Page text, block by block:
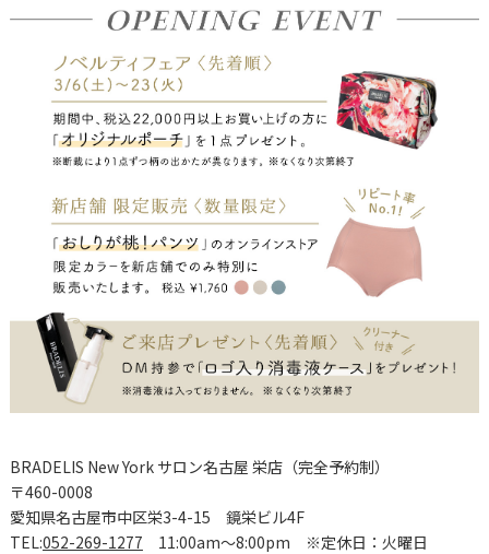
BRADELIS New York サロン名古屋 栄店（完全予約制）
〒460-0008
愛知県名古屋市中区栄3-4-15 鏡栄ビル4F
TEL:052-269-1277 11:00am～8:00pm ※定休日：火曜日